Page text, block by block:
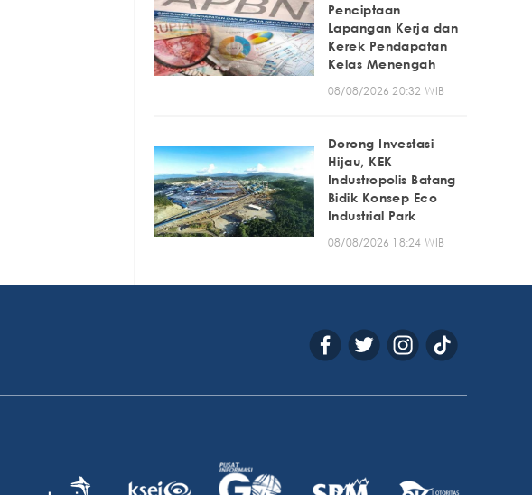
Penciptaan
Lapangan Kerja dan
Kerek Pendapatan
Kelas Menengah
08/08/2026 20:32 WIB
Dorong Investasi
Hijau, KEK
Industropolis Batang
Bidik Konsep Eco
Industrial Park
08/08/2026 18:24 WIB